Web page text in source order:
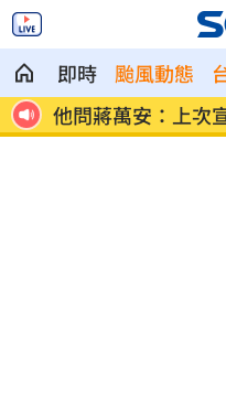
即時 颱風動態
陸
新／白海豚雨彈